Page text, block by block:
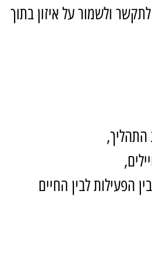
ולשמור על איזון בתוך
התהליך,
הפעילות לבין החיים